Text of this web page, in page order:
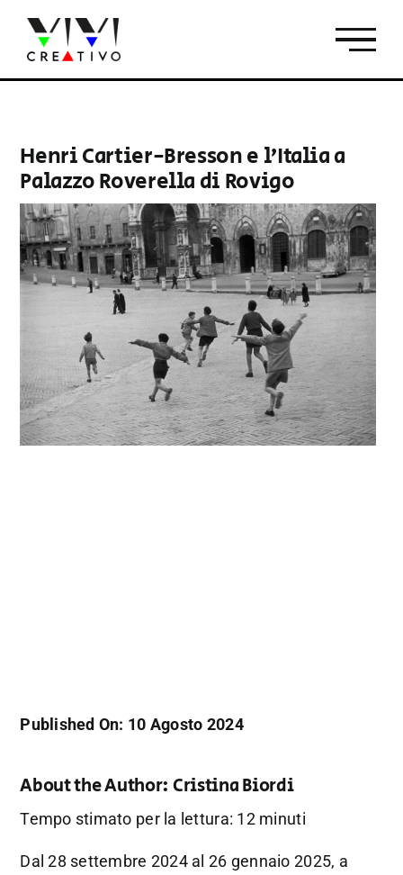
contenuto
Henri Cartier-Bresson e l’Italia a
Palazzo Roverella di Rovigo
Published On: 10 Agosto 2024
About the Author: Cristina Biordi
Tempo stimato per la lettura: 12 minuti
Dal 28 settembre 2024 al 26 gennaio 2025, a